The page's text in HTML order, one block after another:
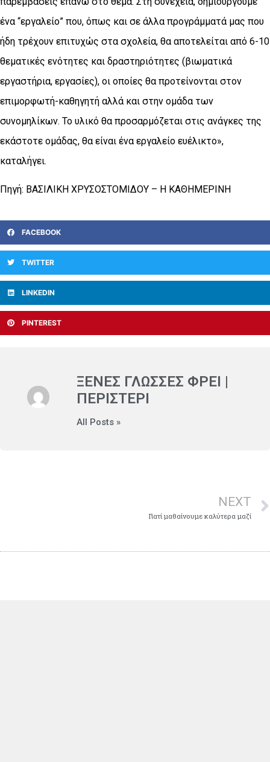
ένα “εργαλείο” που, όπως και σε άλλα προγράμματά μας που
ήδη τρέχουν επιτυχώς στα σχολεία, θα αποτελείται από 6-10
θεματικές ενότητες και δραστηριότητες (βιωματικά
εργαστήρια, εργασίες), οι οποίες θα προτείνονται στον
επιμορφωτή-καθηγητή αλλά και στην ομάδα των
συνομηλίκων. Το υλικό θα προσαρμόζεται στις ανάγκες της
εκάστοτε ομάδας, θα είναι ένα εργαλείο ευέλικτο»,
καταλήγει.
Πηγή: ΒΑΣΙΛΙΚΗ ΧΡΥΣΟΣΤΟΜΙΔΟΥ – Η ΚΑΘΗΜΕΡΙΝΗ
FACEBOOK
TWITTER
LINKEDIN
PINTEREST
ΞΈΝΕΣ ΓΛΏΣΣΕΣ ΦΡΕΙ |
ΠΕΡΙΣΤΕΡΙ
All Posts »
NEXT
Γιατί μαθαίνουμε καλύτερα μαζί